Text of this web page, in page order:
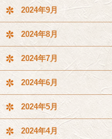
2024年9月
2024年8月
2024年7月
2024年6月
2024年5月
2024年4月